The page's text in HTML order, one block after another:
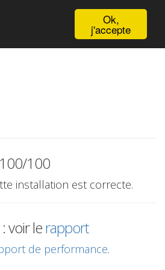
Ok,
j'accepte
100
installation est correcte.
voir lerapport
de performance.